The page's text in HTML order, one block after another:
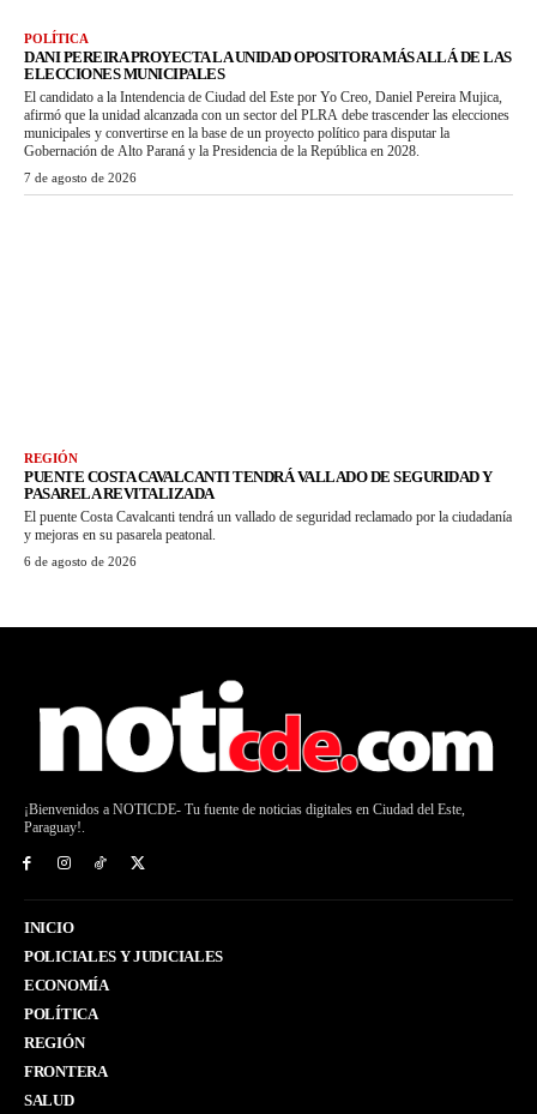
POLÍTICA
DANI PEREIRA PROYECTA LA UNIDAD OPOSITORA MÁS ALLÁ DE LAS
ELECCIONES MUNICIPALES
El candidato a la Intendencia de Ciudad del Este por Yo Creo, Daniel Pereira Mujica,
afirmó que la unidad alcanzada con un sector del PLRA debe trascender las elecciones
municipales y convertirse en la base de un proyecto político para disputar la
Gobernación de Alto Paraná y la Presidencia de la República en 2028.
7 de agosto de 2026
REGIÓN
PUENTE COSTA CAVALCANTI TENDRÁ VALLADO DE SEGURIDAD Y
PASARELA REVITALIZADA
El puente Costa Cavalcanti tendrá un vallado de seguridad reclamado por la ciudadanía
y mejoras en su pasarela peatonal.
6 de agosto de 2026
¡Bienvenidos a NOTICDE- Tu fuente de noticias digitales en Ciudad del Este,
Paraguay!.
INICIO
POLICIALES Y JUDICIALES
ECONOMÍA
POLÍTICA
REGIÓN
FRONTERA
SALUD